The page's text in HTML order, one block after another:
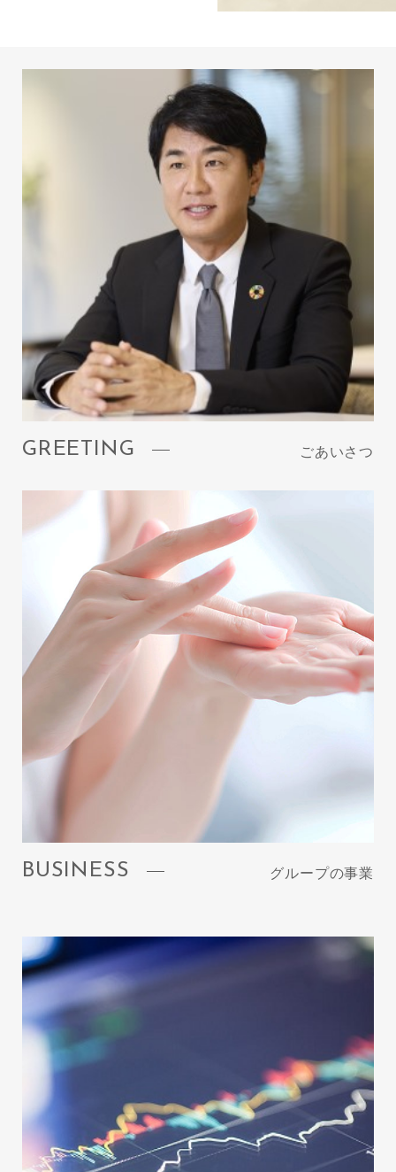
GREETING ごあいさつ
BUSINESS グループの事業